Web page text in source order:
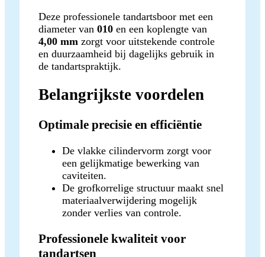
Deze professionele tandartsboor met een
diameter van 010 en een koplengte van
4,00 mm zorgt voor uitstekende controle
en duurzaamheid bij dagelijks gebruik in
de tandartspraktijk.
Belangrijkste voordelen
Optimale precisie en efficiëntie
De vlakke cilindervorm zorgt voor
een gelijkmatige bewerking van
caviteiten.
De grofkorrelige structuur maakt snel
materiaalverwijdering mogelijk
zonder verlies van controle.
Professionele kwaliteit voor
tandartsen